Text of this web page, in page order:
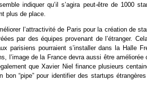
indiquer qu’il s’agira peut-être de 1000
plus de place.
l’attractivité de Paris pour la création de
par des équipes provenant de l’étranger.
parisiens pourraient s’installer dans la Halle
l’image de la France devra aussi être améliorée
que Xavier Niel finance plusieurs
“pipe” pour identifier des startups